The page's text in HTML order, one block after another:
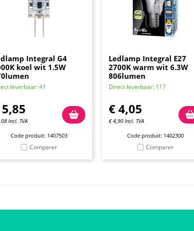
Integral G4
koel wit 1.5W
leverbaar: 41
5,85
Incl. TVA
Code produit: 1407503
Comparer
Ledlamp Integral E27
2700K warm wit 6.3W
806lumen
Direct leverbaar: 117
€4,05
€4,90 Incl. TVA
Code produit: 1402300
Comparer